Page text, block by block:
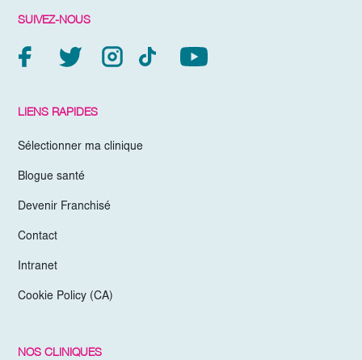
SUIVEZ-NOUS
LIENS RAPIDES
Sélectionner ma clinique
Blogue santé
Devenir Franchisé
Contact
Intranet
Cookie Policy (CA)
NOS CLINIQUES